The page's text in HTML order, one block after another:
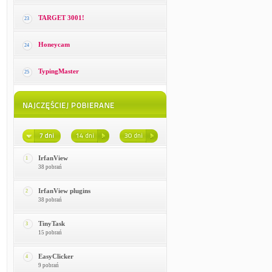
23 TARGET 3001!
24 Honeycam
25 TypingMaster
1 IrfanView
38 pobrań
2 IrfanView plugins
38 pobrań
3 TinyTask
15 pobrań
4 EasyClicker
9 pobrań